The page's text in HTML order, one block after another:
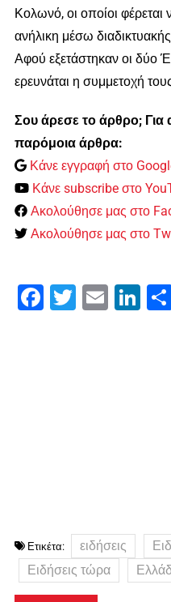
Κολωνό, οι οποίοι
ανήλικη μέσω
Αφού εξετάστηκαν οι δύο
ερευνάται η συμμετοχή
Σου άρεσε το άρθρο; Για
παρόμοια άρθρα:
Κάνε εγγραφή στο
Κάνε subscribe στο
Ακολούθησε μας στο
Ακολούθησε μας στο
Facebook
Twitter Email
Ετικέτα: ειδήσεις
Ειδήσεις τώρα